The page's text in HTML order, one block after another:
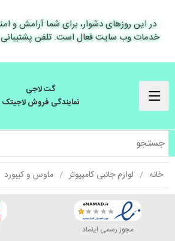
در این روزهای دشوار، برای شما آرامش و
خدمات وب سایت فعال است. تلفن پشتیبانی 24 ساعته
گت لاجی
نمایندگی فروش لاجیتک
خانه لوازم جانبی کامپیوتر ماوس و کیبورد
مجوز رسمی اینماد